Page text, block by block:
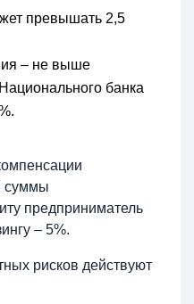
превышать 2,5
– не выше
банка
суммы
предприниматель
– 5%.
рисков действуют